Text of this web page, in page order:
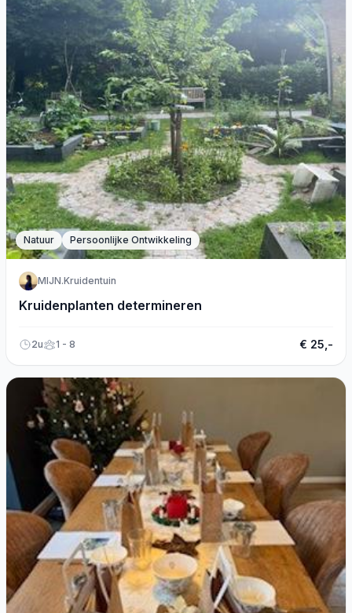
Natuur Persoonlijke Ontwikkeling
MIJN.Kruidentuin
Kruidenplanten determineren
2u 1 - 8 € 25,-